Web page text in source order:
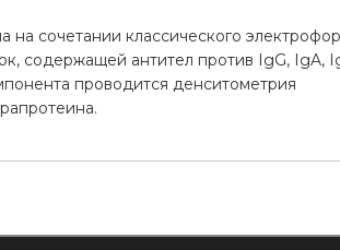
сочетании классического
содержащей антител против IgG, IgA,
проводится денситометрия